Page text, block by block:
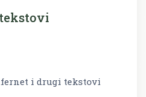
i drugi tekstovi